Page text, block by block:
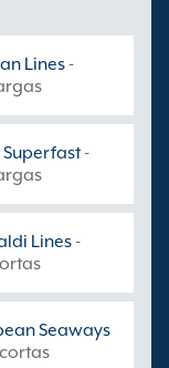
Lines-
Superfast-
Lines-
Seaways